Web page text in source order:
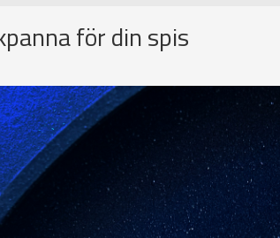
för din spis